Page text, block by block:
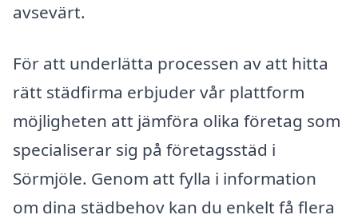
avsevärt.
För att underlätta processen av att hitta
rätt städfirma erbjuder vår plattform
möjligheten att jämföra olika företag som
specialiserar sig på företagsstäd i
Sörmjöle. Genom att fylla i information
om dina städbehov kan du enkelt få flera